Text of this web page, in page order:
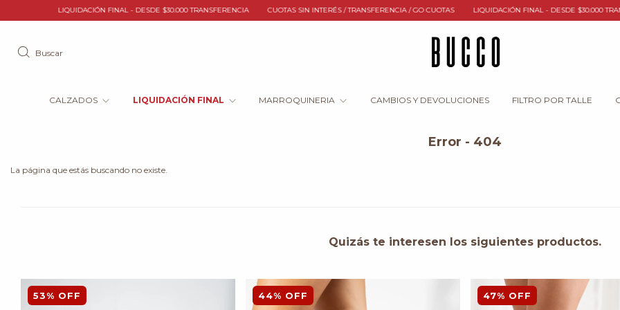
FINAL - DESDE $30.000 TRANSFERENCIA CUOTAS SIN INTERÉS / TRANSFERENCIA / GO CUOTAS LIQUIDACIÓN FINAL - DESDE $30.000 TRANSFERENCIA
Buscar
CALZADOS LIQUIDACIÓN FINAL MARROQUINERIA CAMBIOS Y DEVOLUCIONES FILTRO POR TALLE
Error - 404
La página que estás buscando no existe.
Quizás te interesen los siguientes productos.
53% OFF 44% OFF 47% OFF